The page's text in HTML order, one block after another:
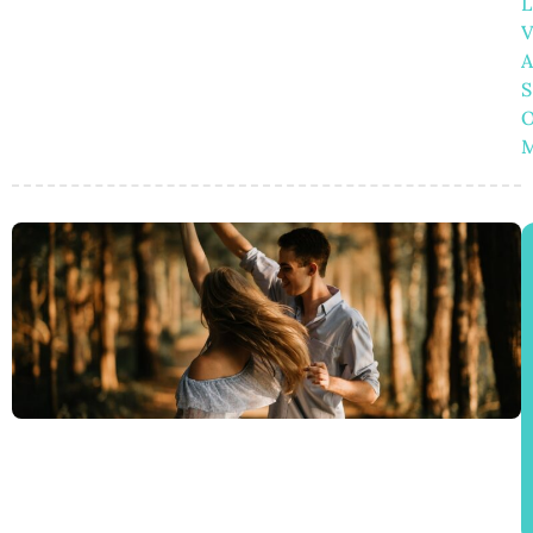
V
A
S